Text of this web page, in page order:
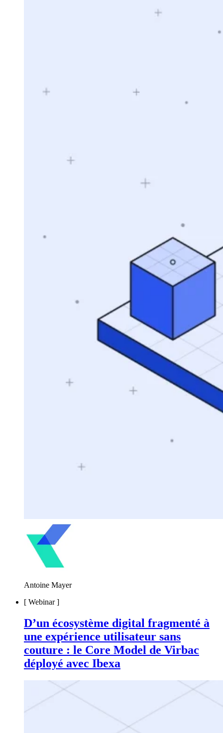
Antoine Mayer
[ Webinar]
D’un écosystème digital fragmenté à
une expérience utilisateur sans
couture : le Core Model de Virbac
déployé avec Ibexa